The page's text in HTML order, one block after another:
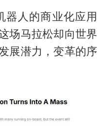
器人的商业化应用
场马拉松却向世界
展潜力，变革的序